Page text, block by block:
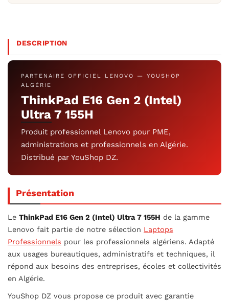
DESCRIPTION
PARTENAIRE OFFICIEL LENOVO — YOUSHOP
ALGÉRIE
ThinkPad E16 Gen 2 (Intel)
Ultra 7 155H
Produit professionnel Lenovo pour PME,
administrations et professionnels en Algérie.
Distribué par YouShop DZ.
Présentation
Le ThinkPad E16 Gen 2 (Intel) Ultra 7 155H de la gamme
Lenovo fait partie de notre sélection Laptops
Professionnels pour les professionnels algériens. Adapté
aux usages bureautiques, administratifs et techniques, il
répond aux besoins des entreprises, écoles et collectivités
en Algérie.
YouShop DZ vous propose ce produit avec garantie